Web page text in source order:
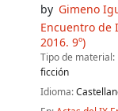
by Gimeno
Encuentro de
2016. 9º)
Tipo de material:
ficción
Idioma: